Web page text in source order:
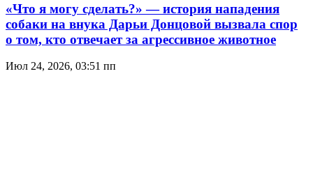
«Что я могу сделать?» — история нападения
собаки на внука Дарьи Донцовой вызвала спор
о том, кто отвечает за агрессивное животное
Июл 24, 2026, 03:51 пп